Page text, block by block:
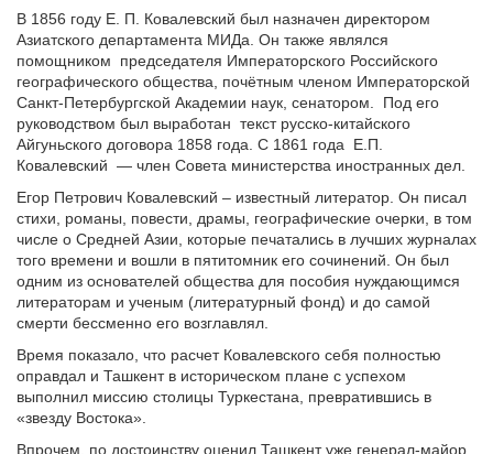
В 1856 году Е. П. Ковалевский был назначен директором
Азиатского департамента МИДа. Он также являлся
помощником председателя Императорского Российского
географического общества, почётным членом Императорской
Санкт-Петербургской Академии наук, сенатором. Под его
руководством был выработан текст русско-китайского
Айгуньского договора 1858 года. С 1861 года Е.П.
Ковалевский — член Совета министерства иностранных дел.
Егор Петрович Ковалевский – известный литератор. Он писал
стихи, романы, повести, драмы, географические очерки, в том
числе о Средней Азии, которые печатались в лучших журналах
того времени и вошли в пятитомник его сочинений. Он был
одним из основателей общества для пособия нуждающимся
литераторам и ученым (литературный фонд) и до самой
смерти бессменно его возглавлял.
Время показало, что расчет Ковалевского себя полностью
оправдал и Ташкент в историческом плане с успехом
выполнил миссию столицы Туркестана, превратившись в
«звезду Востока».
Впрочем, по достоинству оценил Ташкент уже генерал-майор